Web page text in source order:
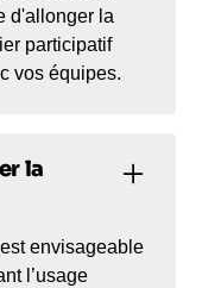
d'allonger la
participatif
vos équipes.
la
envisageable
l’usage